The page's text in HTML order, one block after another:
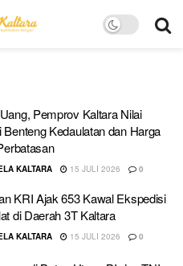
Pemprov Kaltara Nilai
Benteng Kedaulatan dan Harga
KALTARA 15 JULI 2026 0
KRI Ajak 653 Kawal Ekspedisi
di Daerah 3T Kaltara
KALTARA 15 JULI 2026 0